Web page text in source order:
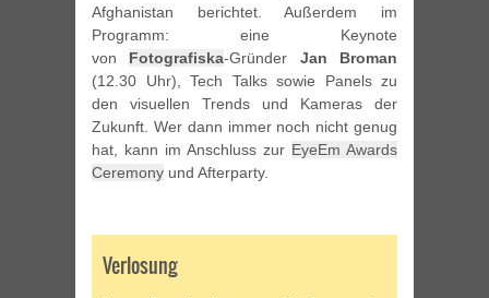
Afghanistan berichtet. Außerdem im
Programm: eine Keynote
von Fotografiska-Gründer Jan Broman
(12.30 Uhr), Tech Talks sowie Panels zu
den visuellen Trends und Kameras der
Zukunft. Wer dann immer noch nicht genug
hat, kann im Anschluss zur EyeEm Awards
Ceremony und Afterparty.
Verlosung